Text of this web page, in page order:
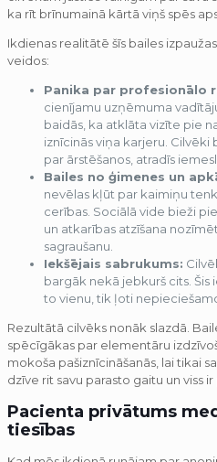
ka rīt brīnumainā kārtā viņš spēs
Ikdienas realitātē šīs bailes
veidos:
Panika par profesionālo
cienījamu uzņēmuma
baidās, ka atklāta vizīte pie
iznīcinās viņa karjeru. Cilvēki
par ārstēšanos, atradīs
Bailes no ģimenes un
nevēlas kļūt par kaimiņu
cerības. Sociālā vide bieži
un atkarības atzīšana
sagraušanu.
Iekšējais sabrukums:
bargāk nekā jebkurš cits. Šis
to vienu, tik ļoti
Rezultātā cilvēks nonāk slazdā.
spēcīgākas par elementāru
mokoša pašiznīcināšanās, lai tikai
dzīve rit savu parasto gaitu un viss
Pacienta privātums
tiesības